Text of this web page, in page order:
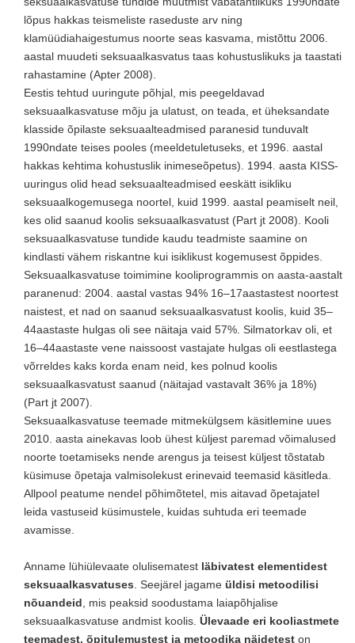
lõpus hakkas teismeliste raseduste arv ning
klamüüdiahaigestumus noorte seas kasvama, mistõttu 2006.
aastal muudeti seksuaalkasvatus taas kohustuslikuks ja taastati
rahastamine (Apter 2008).
Eestis tehtud uuringute põhjal, mis peegeldavad
seksuaalkasvatuse mõju ja ulatust, on teada, et üheksandate
klasside õpilaste seksuaalteadmised paranesid tunduvalt
1990ndate teises pooles (meeldetuletuseks, et 1996. aastal
hakkas kehtima kohustuslik inimeseõpetus). 1994. aasta KISS-
uuringus olid head seksuaalteadmised eeskätt isikliku
seksuaalkogemusega noortel, kuid 1999. aastal peamiselt neil,
kes olid saanud koolis seksuaalkasvatust (Part jt 2008). Kooli
seksuaalkasvatuse tundide kaudu teadmiste saamine on
kindlasti vähem riskantne kui isiklikust kogemusest õppides.
Seksuaalkasvatuse toimimine kooliprogrammis on aasta-aastalt
paranenud: 2004. aastal vastas 94% 16–17aastastest noortest
naistest, et nad on saanud seksuaalkasvatust koolis, kuid 35–
44aastaste hulgas oli see näitaja vaid 57%. Silmatorkav oli, et
16–44aastaste vene naissoost vastajate hulgas oli eestlastega
võrreldes kaks korda enam neid, kes polnud koolis
seksuaalkasvatust saanud (näitajad vastavalt 36% ja 18%)
(Part jt 2007).
Seksuaalkasvatuse teemade mitmekülgsem käsitlemine uues
2010. aasta ainekavas loob ühest küljest paremad võimalused
noorte toetamiseks nende arengus ja teisest küljest tõstatab
küsimuse õpetaja valmisolekust erinevaid teemasid käsitleda.
Allpool peatume nendel põhimõtetel, mis aitavad õpetajatel
leida vastuseid küsimustele, kuidas suhtuda eri teemade
avamisse.
Anname lühiülevaate olulisematest läbivatest elementidest
seksuaalkasvatuses . Seejärel jagame üldisi metoodilisi
nõuandeid , mis peaksid soodustama laiapõhjalise
seksuaalkasvatuse andmist koolis. Ülevaade eri kooliastmete
teemadest, õpitulemustest ja metoodika näidetest on